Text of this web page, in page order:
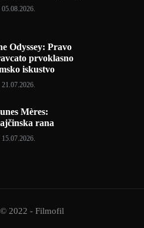
05.08.2026.
Odyssey: Pravo
prvoklasno
iskustvo
21.07.2026.
Mères:
rana
15.07.2026.
2022 - Filmofil